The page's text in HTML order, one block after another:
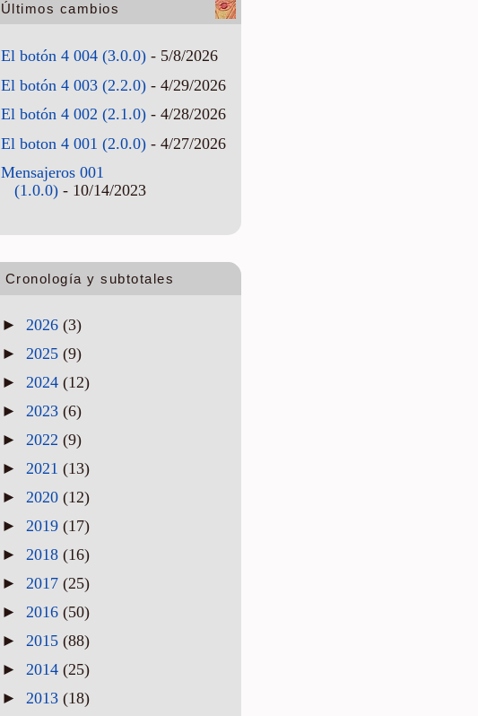
Últimos cambios
El botón 4 004 (3.0.0)- 5/8/2026
El botón 4 003 (2.2.0)- 4/29/2026
El botón 4 002 (2.1.0)- 4/28/2026
El boton 4 001 (2.0.0)- 4/27/2026
Mensajeros 001
(1.0.0)- 10/14/2023
Cronología y subtotales
► 2026 (3)
► 2025 (9)
► 2024 (12)
► 2023 (6)
► 2022 (9)
► 2021 (13)
► 2020 (12)
► 2019 (17)
► 2018 (16)
► 2017 (25)
► 2016 (50)
► 2015 (88)
► 2014 (25)
► 2013 (18)